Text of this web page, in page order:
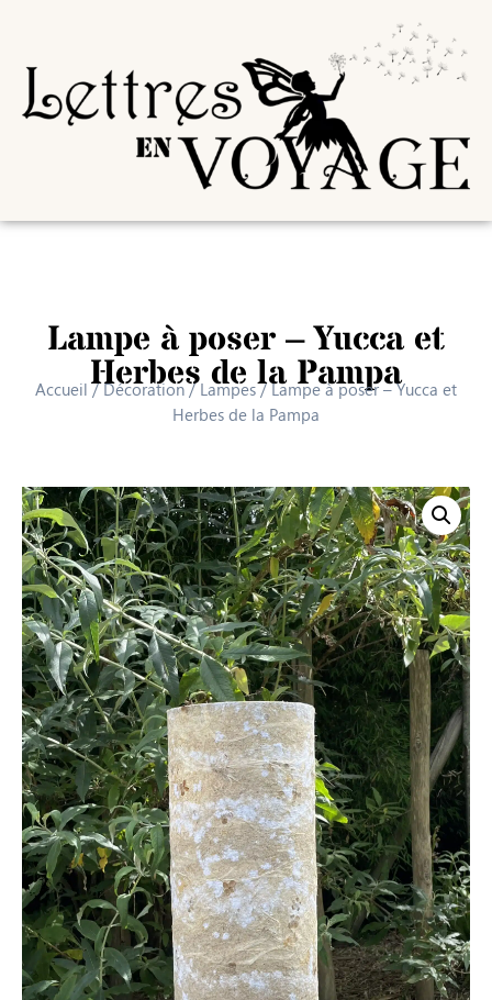
Lampe à poser – Yucca et
Herbes de la Pampa
Accueil /Décoration/Lampes/ Lampe à poser – Yucca et
Herbes de la Pampa